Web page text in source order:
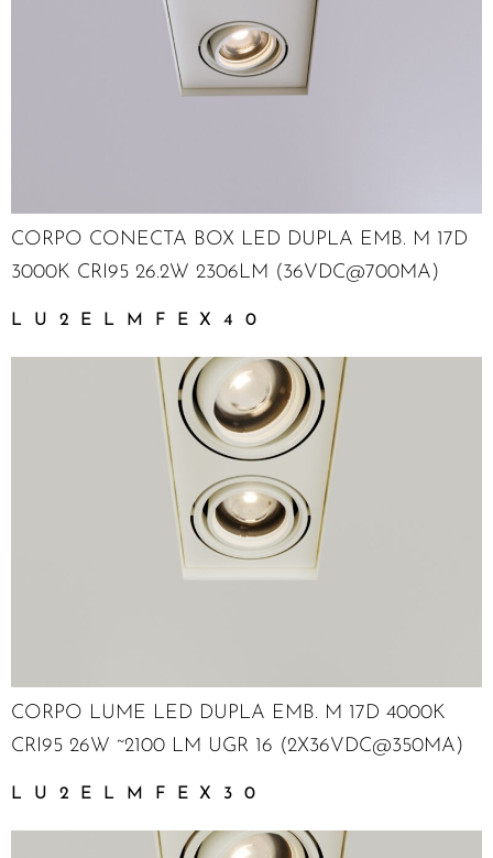
CORPO CONECTA BOX LED DUPLA EMB. M 17D
3000K CRI95 26.2W 2306LM (36VDC@700MA)
LU2ELMFEX40
CORPO LUME LED DUPLA EMB. M 17D 4000K
CRI95 26W ~2100 LM UGR 16 (2X36VDC@350MA)
LU2ELMFEX30